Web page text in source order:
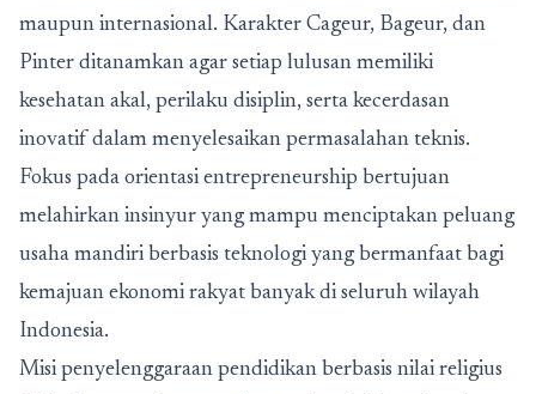
maupun internasional. Karakter Cageur, Bageur, dan
Pinter ditanamkan agar setiap lulusan memiliki
kesehatan akal, perilaku disiplin, serta kecerdasan
inovatif dalam menyelesaikan permasalahan teknis.
Fokus pada orientasi entrepreneurship bertujuan
melahirkan insinyur yang mampu menciptakan peluang
usaha mandiri berbasis teknologi yang bermanfaat bagi
kemajuan ekonomi rakyat banyak di seluruh wilayah
Indonesia.
Misi penyelenggaraan pendidikan berbasis nilai religius